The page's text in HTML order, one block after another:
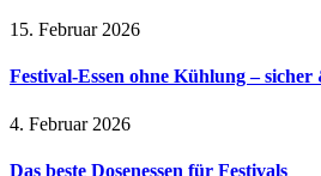
15. Februar 2026
Festival-Essen ohne Kühlung – sicher
4. Februar 2026
Das beste Dosenessen für Festivals